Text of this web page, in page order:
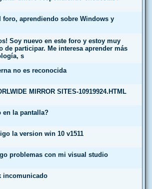
foro, aprendiendo sobre Windows y
Soy nuevo en este foro y estoy muy
de participar. Me interesa aprender más
s
no es reconocida
MIRROR SITES-10919924.HTML
en la pantalla?
la version win 10 v1511
problemas con mi visual studio
incomunicado